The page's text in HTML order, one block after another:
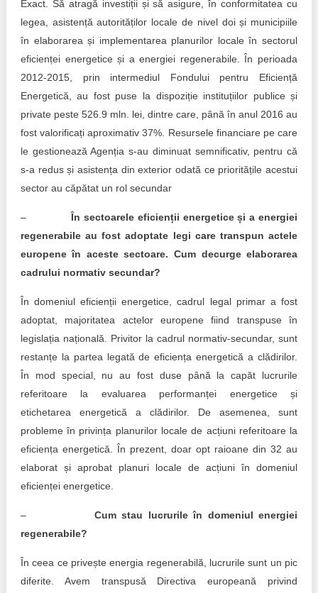
Exact. Să atragă investiții și să asigure, în conformitatea cu
legea, asistență autorităților locale de nivel doi și municipiile
în elaborarea și implementarea planurilor locale în sectorul
eficienței energetice și a energiei regenerabile. În perioada
2012-2015, prin intermediul Fondului pentru Eficiență
Energetică, au fost puse la dispoziție instituțiilor publice și
private peste 526.9 mln. lei, dintre care, până în anul 2016 au
fost valorificați aproximativ 37%. Resursele financiare pe care
le gestionează Agenția s-au diminuat semnificativ, pentru că
s-a redus și asistența din exterior odată ce prioritățile acestui
sector au căpătat un rol secundar
– În sectoarele eficienții energetice și a energiei
regenerabile au fost adoptate legi care transpun actele
europene în aceste sectoare. Cum decurge elaborarea
cadrului normativ secundar?
În domeniul eficienții energetice, cadrul legal primar a fost
adoptat, majoritatea actelor europene fiind transpuse în
legislația națională. Privitor la cadrul normativ-secundar, sunt
restanțe la partea legată de eficiența energetică a clădirilor.
În mod special, nu au fost duse până la capăt lucrurile
referitoare la evaluarea performanței energetice și
etichetarea energetică a clădirilor. De asemenea, sunt
probleme în privința planurilor locale de acțiuni referitoare la
eficiența energetică. În prezent, doar opt raioane din 32 au
elaborat și aprobat planuri locale de acțiuni în domeniul
eficienței energetice.
–Cum stau lucrurile în domeniul energiei
regenerabile?
În ceea ce privește energia regenerabilă, lucrurile sunt un pic
diferite. Avem transpusă Directiva europeană privind